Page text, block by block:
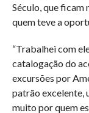
Século, que ficam
quem teve a
“Trabalhei com
catalogação do
excursões por
patrão excelente,
muito por quem